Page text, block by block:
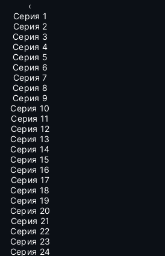
‹
Серия 1
Серия 2
Серия 3
Серия 4
Серия 5
Серия 6
Серия 7
Серия 8
Серия 9
Серия 10
Серия 11
Серия 12
Серия 13
Серия 14
Серия 15
Серия 16
Серия 17
Серия 18
Серия 19
Серия 20
Серия 21
Серия 22
Серия 23
Серия 24